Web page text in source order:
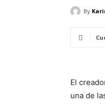
By
El
una de